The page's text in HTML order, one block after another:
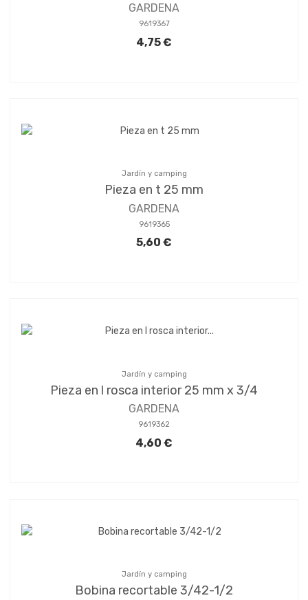
GARDENA
9619367
4,75 €
Jardín y camping
Pieza en t 25 mm
GARDENA
9619365
5,60 €
Jardín y camping
Pieza en l rosca interior 25 mm x 3/4
GARDENA
9619362
4,60 €
Jardín y camping
Bobina recortable 3/42-1/2